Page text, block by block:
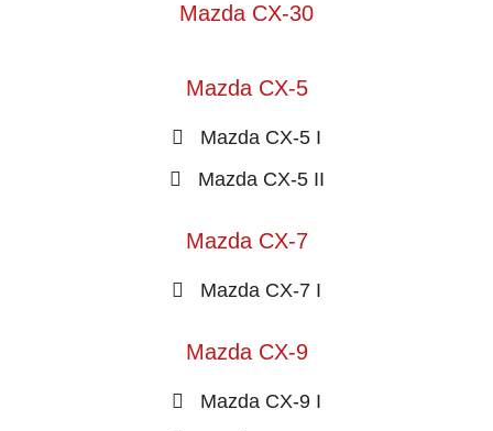
Mazda CX-30
Mazda CX-5
Mazda CX-5 I
Mazda CX-5 II
Mazda CX-7
Mazda CX-7 I
Mazda CX-9
Mazda CX-9 I